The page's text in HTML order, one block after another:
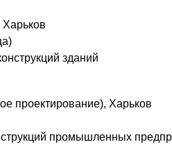
зданий
проектирование), Харьков
промышленных